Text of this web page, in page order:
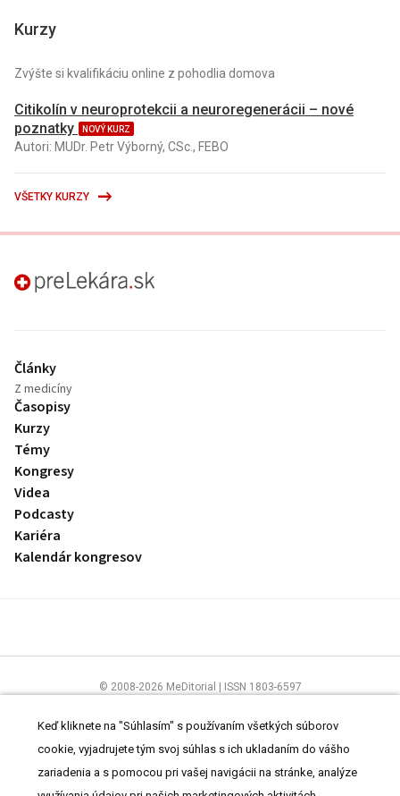
Kurzy
Zvýšte si kvalifikáciu online z pohodlia domova
Citikolín v neuroprotekcii a neuroregenerácii – nové
poznatky
NOVÝ KURZ
Autori: MUDr. Petr Výborný, CSc., FEBO
VŠETKY KURZY
preLekára.sk
Články
Z medicíny
Časopisy
Kurzy
Témy
Kongresy
Videa
Podcasty
Kariéra
Kalendár kongresov
© 2008-2026 MeDitorial | ISSN 1803-6597
ČítajteprehlásenieaZásady spracovania osobných údajov
Keď kliknete na "Súhlasím" s používaním všetkých súborov
cookie, vyjadrujete tým svoj súhlas s ich ukladaním do vášho
zariadenia a s pomocou pri vašej navigácii na stránke, analýze